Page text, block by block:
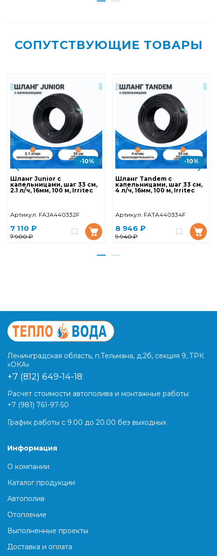
СОПУТСТВУЮЩИЕ ТОВАРЫ
-10%
Шланг Junior с
капельницами, шаг 33 см,
2.1 л/ч, 16мм, 100 м, Irritec
Артикул: FAJA440332F
7 110 ₽
7 900 ₽
-10%
Шланг Tandem с
капельницами, шаг 33 см,
4 л/ч, 16мм, 100 м, Irritec
Артикул: FATA440334F
8 946 ₽
9 940 ₽
Ленинградская область, п.Тельмана, д.2б, секция 9, ТРК
«ОКА»
+7 (812) 649-14-18
Расчет стоимости автополива и монтажные работы:
+7 (981) 761-97-50
График работы с 9.00 до 20.00 без выходных
Информация
О компании
Каталог продукции
Автополив
Отопление
Выполненные проекты
Доставка и оплата